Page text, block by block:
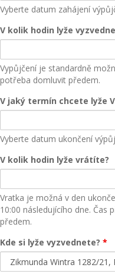
Vyberte datum zahájení
V kolik hodin lyže
Vypůjčení je standardně
potřeba domluvit předem.
V jaký termín chcete lyže
Vyberte datum ukončení
V kolik hodin lyže vrátíte?
Vratka je možná v den
10:00 následujícího dne. Čas
předem.
Kde si lyže vyzvednete? *